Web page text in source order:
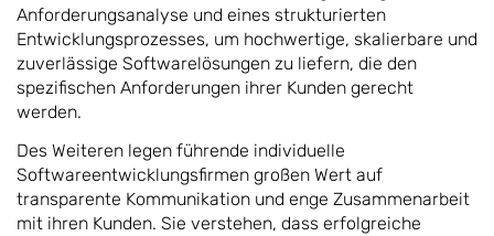
Anforderungsanalyse und eines strukturierten
Entwicklungsprozesses, um hochwertige, skalierbare und
zuverlässige Softwarelösungen zu liefern, die den
spezifischen Anforderungen ihrer Kunden gerecht
werden.
Des Weiteren legen führende individuelle
Softwareentwicklungsfirmen großen Wert auf
transparente Kommunikation und enge Zusammenarbeit
mit ihren Kunden. Sie verstehen, dass erfolgreiche